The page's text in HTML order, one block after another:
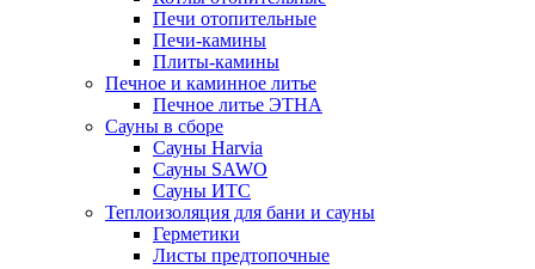
Печи отопительные
Печи-камины
Плиты-камины
Печное и каминное литье
Печное литье ЭТНА
Сауны в сборе
Cауны Harvia
Сауны SAWO
Сауны ИТС
Теплоизоляция для бани и сауны
Герметики
Листы предтопочные